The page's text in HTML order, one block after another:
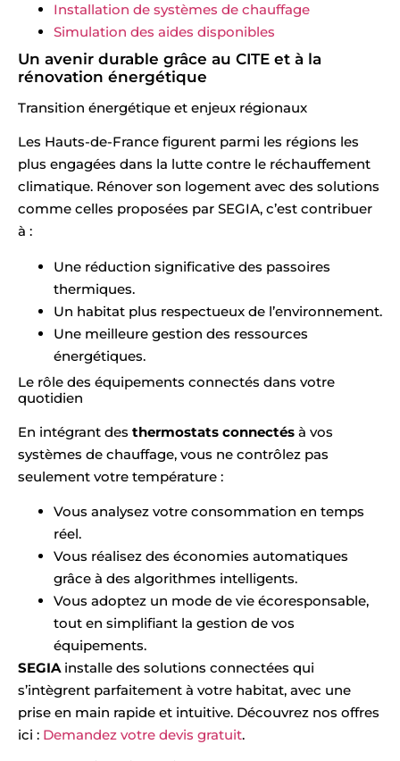
Installation de systèmes de chauffage
Simulation des aides disponibles
Un avenir durable grâce au CITE et à la
rénovation énergétique
Transition énergétique et enjeux régionaux
Les Hauts-de-France figurent parmi les régions les
plus engagées dans la lutte contre le réchauffement
climatique. Rénover son logement avec des solutions
comme celles proposées par SEGIA, c’est contribuer
à :
Une réduction significative des passoires
thermiques.
Un habitat plus respectueux de l’environnement.
Une meilleure gestion des ressources
énergétiques.
Le rôle des équipements connectés dans votre
quotidien
En intégrant des thermostats connectés à vos
systèmes de chauffage, vous ne contrôlez pas
seulement votre température :
Vous analysez votre consommation en temps
réel.
Vous réalisez des économies automatiques
grâce à des algorithmes intelligents.
Vous adoptez un mode de vie écoresponsable,
tout en simplifiant la gestion de vos
équipements.
SEGIAinstalle des solutions connectées qui
s’intègrent parfaitement à votre habitat, avec une
prise en main rapide et intuitive. Découvrez nos offres
ici : Demandez votre devis gratuit.